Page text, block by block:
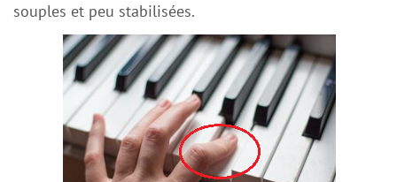
souples et peu stabilisées.